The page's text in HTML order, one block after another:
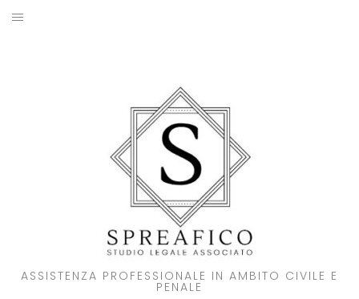
Skip
ASSISTENZA PROFESSIONALE IN AMBITO CIVILE E
PENALE